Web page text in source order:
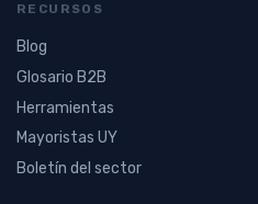
RECURSOS
Blog
Glosario B2B
Herramientas
Mayoristas UY
Boletín del sector